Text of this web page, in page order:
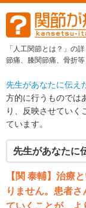
「人工関節とは？」の
節痛、膝関節痛、骨折
先生があなたに伝え
方的に行うものでは
り、反映させていく
ています。
先生があなたに
【関 泰輔】治療
りません。患者
ていくことが、よ